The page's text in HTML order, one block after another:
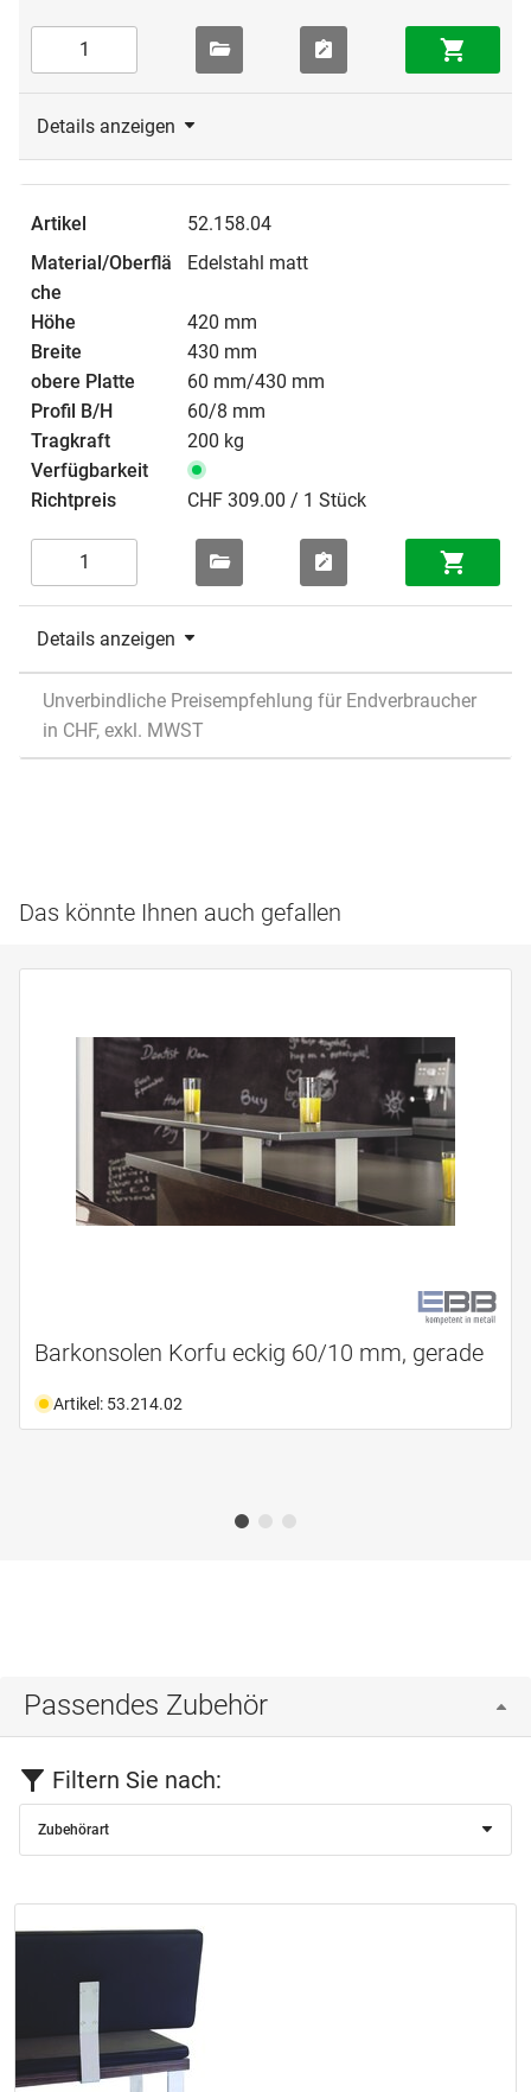
Details anzeigen
52.158.04
Edelstahl matt
420 mm
430 mm
60 mm/430 mm
60/8 mm
200 kg
CHF 309.00 / 1 Stück
Details anzeigen
Unverbindliche Preisempfehlung für Endverbraucher
in CHF, exkl. MWST
Das könnte Ihnen auch gefallen
Barkonsolen Korfu eckig 60/10 mm, gerade
Artikel: 53.214.02
Passendes Zubehör
Filtern Sie nach:
Zubehörart